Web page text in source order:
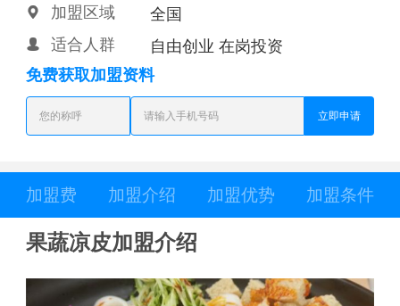
 加盟区域 全国
 适合人群
自由创业 在岗投资
免费获取加盟资料
立即申请
加盟费 加盟介绍 加盟优势 加盟条件
果蔬凉皮加盟介绍